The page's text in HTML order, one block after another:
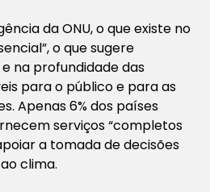
da ONU, o que existe no
o que sugere
na profundidade das
para o público e para as
Apenas 6% dos países
serviços “completos
a tomada de decisões
clima.